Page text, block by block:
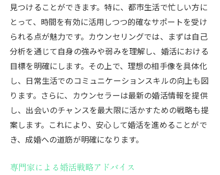
見つけることができます。特に、都市生活で忙しい方に
とって、時間を有効に活用しつつ的確なサポートを受け
られる点が魅力です。カウンセリングでは、まずは自己
分析を通じて自身の強みや弱みを理解し、婚活における
目標を明確にします。その上で、理想の相手像を具体化
し、日常生活でのコミュニケーションスキルの向上も図
ります。さらに、カウンセラーは最新の婚活情報を提供
し、出会いのチャンスを最大限に活かすための戦略も提
案します。これにより、安心して婚活を進めることがで
き、成婚への道筋が明確になります。
専門家による婚活戦略アドバイス